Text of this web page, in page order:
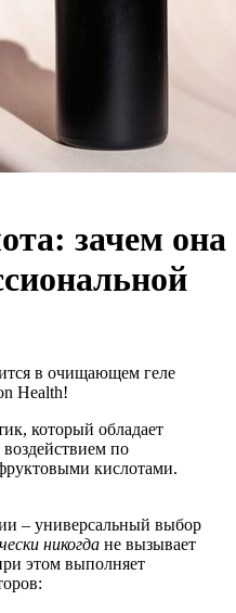
зачем она
в очищающем геле
Health!
который обладает
по
кислотами.
– универсальный выбор
никогда не вызывает
этом выполняет